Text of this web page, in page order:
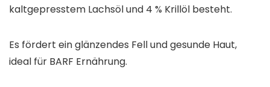
kaltgepresstem Lachsöl und 4 % Krillöl besteht.
Es fördert ein glänzendes Fell und gesunde Haut,
ideal für BARF Ernährung.